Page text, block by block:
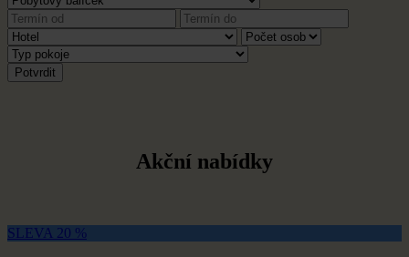
Akční nabídky
SLEVA 20 %